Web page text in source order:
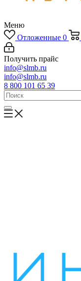
Меню
Отложенные 0
Получить прайс
info@slmb.ru
info@slmb.ru
8 800 101 65 39